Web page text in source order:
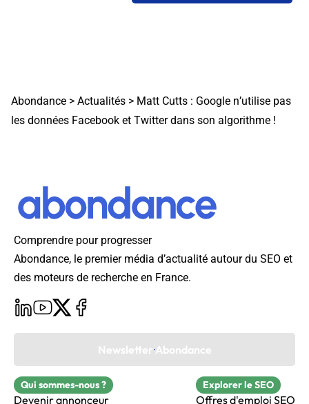
Abondance > Actualités > Matt Cutts : Google n’utilise pas
les données Facebook et Twitter dans son algorithme !
Comprendre pour progresser
Abondance, le premier média d’actualité autour du SEO et
des moteurs de recherche en France.
Newsletter Abondance
Qui sommes-nous ?
Devenir annonceur
Explorer le SEO
Offres d'emploi SEO